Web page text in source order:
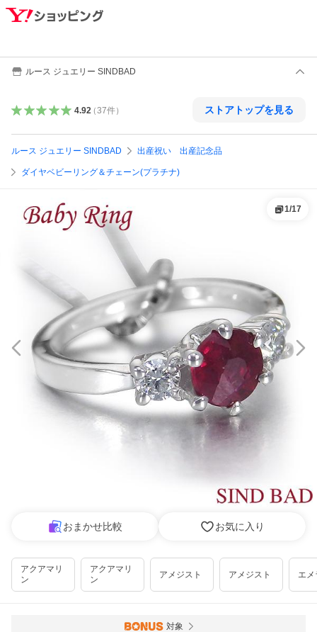
ルース ジュエリー SINDBAD
4.92（37件） ストアトップを見る
ルース ジュエリー SINDBAD 出産祝い 出産記念品
ダイヤベビーリング＆チェーン(プラチナ)
1/17
おまかせ比較 お気に入り
アクアマリ
ン
アクアマリ
ン
アメジスト アメジスト エメ
対象